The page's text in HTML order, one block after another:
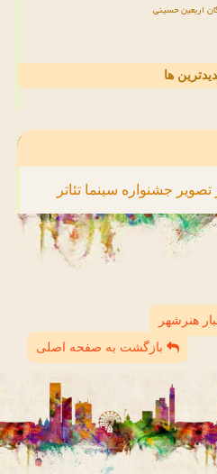
اربعین حسینی
ها
تصویر جشنواره سینما تئاتر
هنرشهر
بازگشت به صفحه اصلی